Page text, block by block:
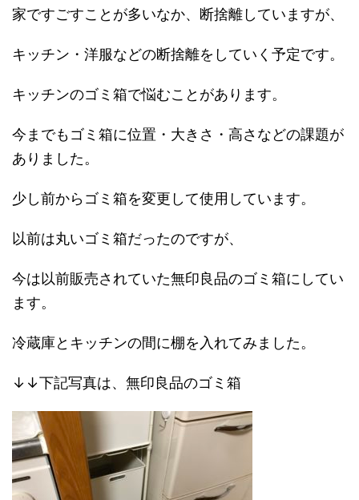
家ですごすことが多いなか、断捨離していますが、
キッチン・洋服などの断捨離をしていく予定です。
キッチンのゴミ箱で悩むことがあります。
今までもゴミ箱に位置・大きさ・高さなどの課題が
ありました。
少し前からゴミ箱を変更して使用しています。
以前は丸いゴミ箱だったのですが、
今は以前販売されていた無印良品のゴミ箱にしてい
ます。
冷蔵庫とキッチンの間に棚を入れてみました。
↓↓下記写真は、無印良品のゴミ箱